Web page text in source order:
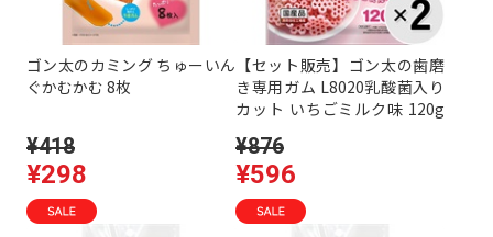
ゴン太のカミング ちゅーいん
ぐかむかむ 8枚
¥418
¥298
【セット販売】ゴン太の歯磨
き専用ガム L8020乳酸菌入り
カット いちごミルク味 120g
¥876
¥596